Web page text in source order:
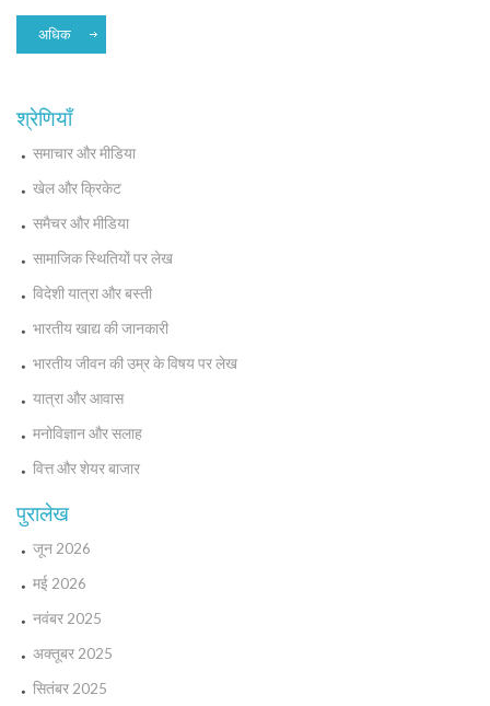
अधिक
श्रेणियाँ
समाचार और मीडिया
खेल और क्रिकेट
समैचर और मीडिया
सामाजिक स्थितियों पर लेख
विदेशी यात्रा और बस्ती
भारतीय खाद्य की जानकारी
भारतीय जीवन की उम्र के विषय पर लेख
यात्रा और आवास
मनोविज्ञान और सलाह
वित्त और शेयर बाजार
पुरालेख
जून 2026
मई 2026
नवंबर 2025
अक्तूबर 2025
सितंबर 2025